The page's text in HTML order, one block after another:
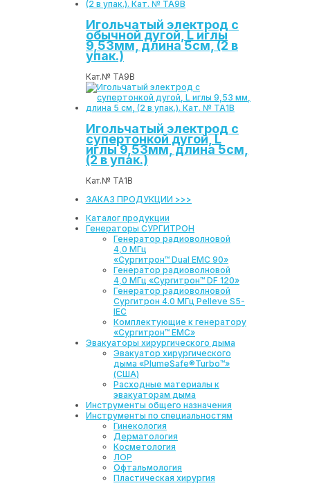
Игольчатый электрод с
обычной дугой, L иглы
9,53мм, длина 5см, (2 в
упак.)
Кат.№ ТА9В
Игольчатый электрод с
супертонкой дугой, L
иглы 9,53мм, длина 5см,
(2 в упак.)
Кат.№ ТА1В
ЗАКАЗ ПРОДУКЦИИ >>>
Каталог продукции
Генераторы СУРГИТРОН
Генератор радиоволновой
4,0 МГц
«Сургитрон™ Dual EMC 90»
Генератор радиоволновой
4,0 МГц «Сургитрон™ DF 120»
Генератор радиоволновой
Сургитрон 4.0 МГц Pelleve S5-
IEC
Комплектующие к генератору
«Сургитрон™ ЕМС»
Эвакуаторы хирургического дыма
Эвакуатор хирургического
дыма «PlumeSafe®Turbo™»
(США)
Расходные материалы к
эвакуаторам дыма
Инструменты общего назначения
Инструменты по специальностям
Гинекология
Дерматология
Косметология
ЛОР
Офтальмология
Пластическая хирургия